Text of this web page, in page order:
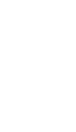
ます